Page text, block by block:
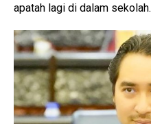
apatah lagi di dalam sekolah.